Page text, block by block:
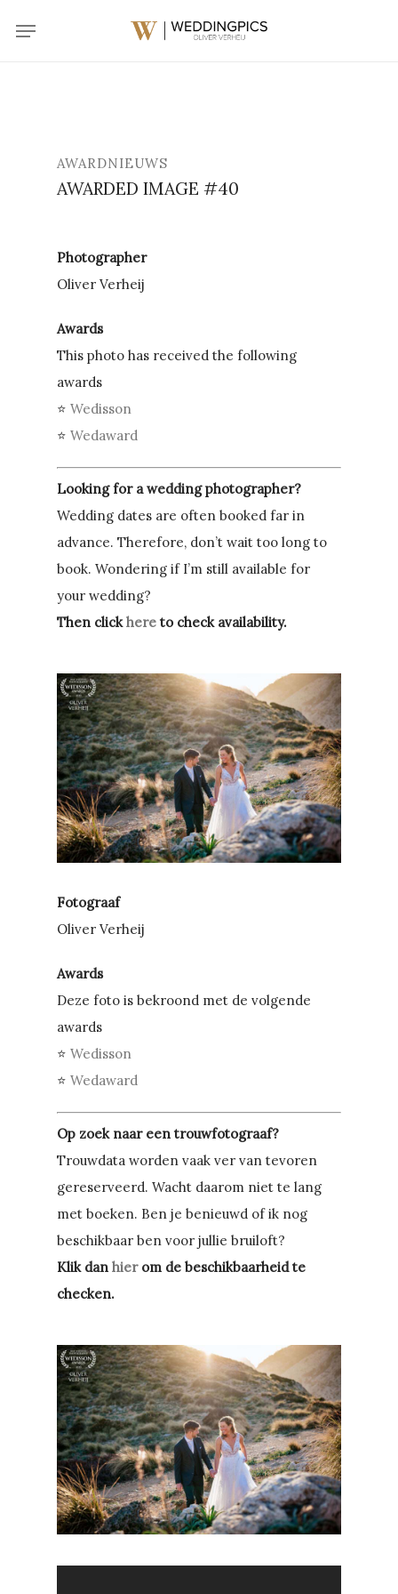
Menu
AWARDNIEUWS
AWARDED IMAGE #40
Photographer
Oliver Verheij
Awards
This photo has received the following
awards
⭐Wedisson
⭐Wedaward
Looking for a wedding photographer?
Wedding dates are often booked far in
advance. Therefore, don’t wait too long to
book. Wondering if I’m still available for
your wedding?
Then clickhere to check availability.
Fotograaf
Oliver Verheij
Awards
Deze foto is bekroond met de volgende
awards
⭐Wedisson
⭐Wedaward
Op zoek naar een trouwfotograaf?
Trouwdata worden vaak ver van tevoren
gereserveerd. Wacht daarom niet te lang
met boeken. Ben je benieuwd of ik nog
beschikbaar ben voor jullie bruiloft?
Klik danhierom de beschikbaarheid te
checken.